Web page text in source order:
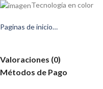
Tecnología en color
Paginas de inicio…
Valoraciones (0)
Métodos de Pago